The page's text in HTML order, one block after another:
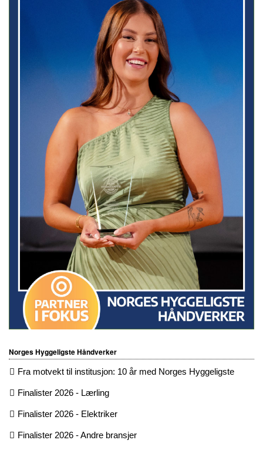
Norges Hyggeligste Håndverker
Fra motvekt til institusjon: 10 år med Norges Hyggeligste
Finalister 2026 - Lærling
Finalister 2026 - Elektriker
Finalister 2026 - Andre bransjer